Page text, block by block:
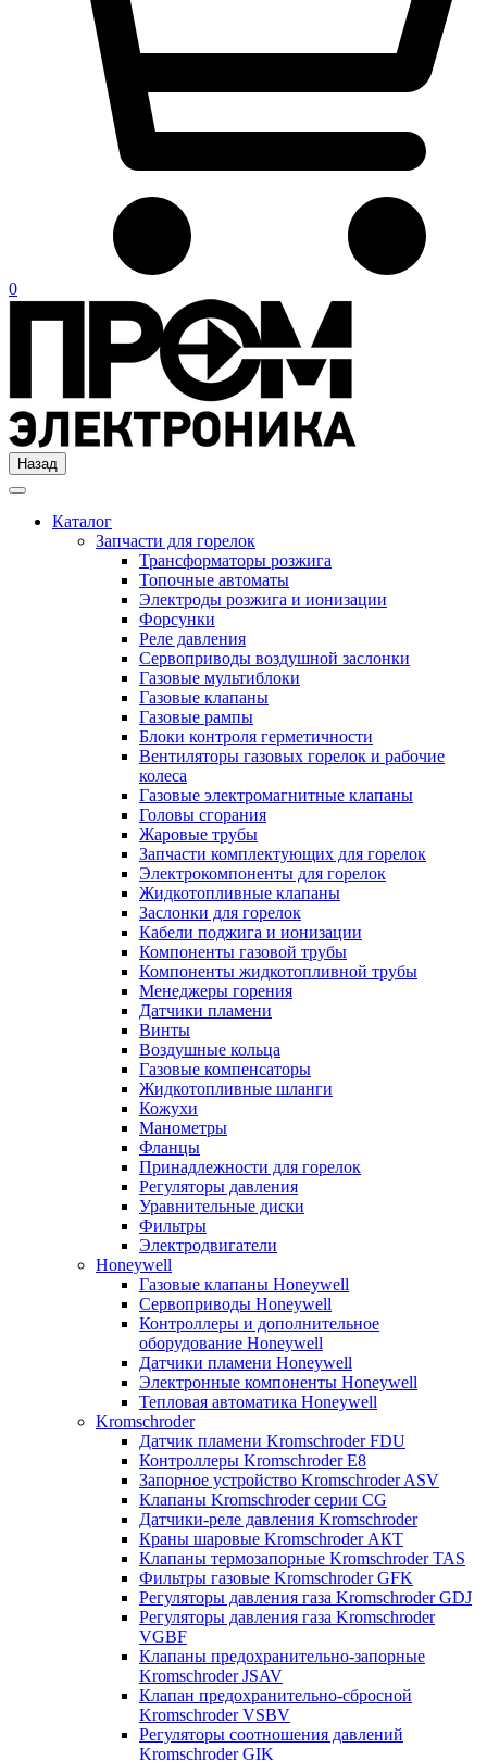
0
Назад
Каталог
Запчасти для горелок
Трансформаторы розжига
Топочные автоматы
Электроды розжига и ионизации
Форсунки
Реле давления
Сервоприводы воздушной заслонки
Газовые мультиблоки
Газовые клапаны
Газовые рампы
Блоки контроля герметичности
Вентиляторы газовых горелок и рабочие
колеса
Газовые электромагнитные клапаны
Головы сгорания
Жаровые трубы
Запчасти комплектующих для горелок
Электрокомпоненты для горелок
Жидкотопливные клапаны
Заслонки для горелок
Кабели поджига и ионизации
Компоненты газовой трубы
Компоненты жидкотопливной трубы
Менеджеры горения
Датчики пламени
Винты
Воздушные кольца
Газовые компенсаторы
Жидкотопливные шланги
Кожухи
Манометры
Фланцы
Принадлежности для горелок
Регуляторы давления
Уравнительные диски
Фильтры
Электродвигатели
Honeywell
Газовые клапаны Honeywell
Сервоприводы Honeywell
Контроллеры и дополнительное
оборудование Honeywell
Датчики пламени Honeywell
Электронные компоненты Honeywell
Тепловая автоматика Honeywell
Kromschroder
Датчик пламени Kromschroder FDU
Контроллеры Kromschroder E8
Запорное устройство Kromschroder ASV
Клапаны Kromschroder серии CG
Датчики-реле давления Kromschroder
Краны шаровые Kromschroder АКТ
Клапаны термозапорные Kromschroder TAS
Фильтры газовые Kromschroder GFK
Регуляторы давления газа Kromschroder GDJ
Регуляторы давления газа Kromschroder
VGBF
Клапаны предохранительно-запорные
Kromschroder JSAV
Клапан предохранительно-сбросной
Kromschroder VSBV
Регуляторы соотношения давлений
Kromschroder GIK